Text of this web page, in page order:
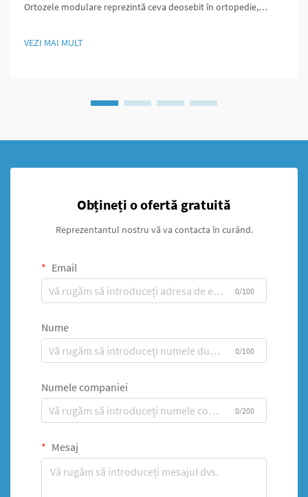
Ortozele modulare reprezintă ceva deosebit în ortopedie,
Ceea ce face aceste ortoze să iasă în evidență este...
VEZI MAI MULT
Obțineți o ofertă gratuită
Reprezentantul nostru vă va contacta în curând.
Email
0/100
Nume
0/100
Numele companiei
0/200
Mesaj